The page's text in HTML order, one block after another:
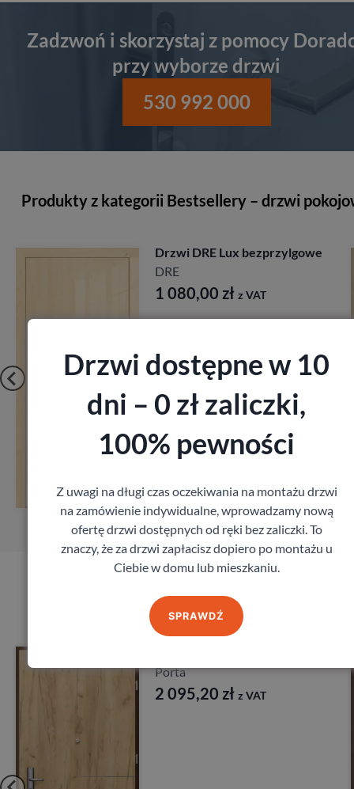
Zadzwoń i skorzystaj z pomocy
przy wyborze drzwi
530 992 000
Produkty z kategorii Bestsellery – drzwi
Drzwi DRE Lux bezprzylgowe
1 080,00zł z VAT
Zobacz
Zamów pomiar
Produkty marki Porta
Porta
2 095,20 zł z VAT
Drzwi dostępne w 10
dni – 0 zł zaliczki,
100% pewności
Z uwagi na długi czas oczekiwania na montażu drzwi
na zamówienie indywidualne, wprowadzamy nową
ofertę drzwi dostępnych od ręki bez zaliczki. To
znaczy, że za drzwi zapłacisz dopiero po montażu u
Ciebie w domu lub mieszkaniu.
SPRAWDŹ